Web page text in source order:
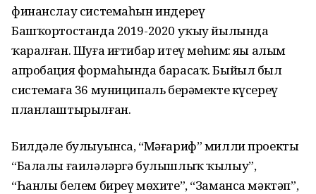
финанслау системаһын индереү
Башҡортостанда 2019-2020 уҡыу йылында
ҡаралған. Шуға иғтибар итеү мөһим: яңы алым
апробация формаһында барасаҡ. Быйыл был
системаға 36 муниципаль берәмекте күсереү
планлаштырылған.
Билдәле булыуынса, “Мәғариф” милли проекты
“Балалы ғаиләләргә булышлыҡ ҡылыу”,
“Һанлы белем биреү мөхите”, “Заманса мәктәп”,